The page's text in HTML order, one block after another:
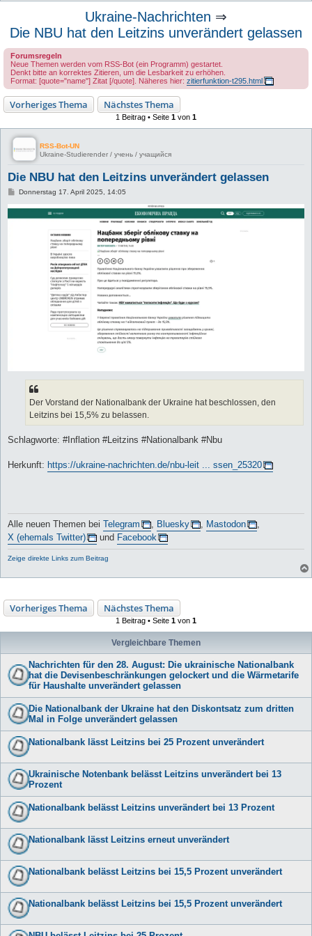
Ukraine-Nachrichten ⇒
Die NBU hat den Leitzins unverändert gelassen
Forumsregeln
Neue Themen werden vom RSS-Bot (ein Programm) gestartet.
Denkt bitte an korrektes Zitieren, um die Lesbarkeit zu erhöhen.
Format: [quote="name"] Zitat [/quote]. Näheres hier: zitierfunktion-t295.html
Vorheriges Thema Nächstes Thema
1 Beitrag • Seite 1 von 1
RSS-Bot-UN
Ukraine-Studierender / учень / учащийся
Die NBU hat den Leitzins unverändert gelassen
B
i
Donnerstag 17. April 2025, 14:05
Der Vorstand der Nationalbank der Ukraine hat beschlossen, den
Leitzins bei 15,5% zu belassen.
Schlagworte: #Inflation #Leitzins #Nationalbank #Nbu
Herkunft: https://ukraine-nachrichten.de/nbu-leit ... ssen_25320
Alle neuen Themen bei Telegram , Bluesky , Mastodon
,
X (ehemals Twitter)
und Facebook
Zeige direkte Links zum Beitrag
Vorheriges Thema Nächstes Thema
1 Beitrag • Seite 1 von 1
Vergleichbare Themen
Nachrichten für den 28. August: Die ukrainische Nationalbank
hat die Devisenbeschränkungen gelockert und die Wärmetarife
für Haushalte unverändert gelassen
Die Nationalbank der Ukraine hat den Diskontsatz zum dritten
Mal in Folge unverändert gelassen
Nationalbank lässt Leitzins bei 25 Prozent unverändert
Ukrainische Notenbank belässt Leitzins unverändert bei 13
Prozent
Nationalbank belässt Leitzins unverändert bei 13 Prozent
Nationalbank lässt Leitzins erneut unverändert
Nationalbank belässt Leitzins bei 15,5 Prozent unverändert
Nationalbank belässt Leitzins bei 15,5 Prozent unverändert